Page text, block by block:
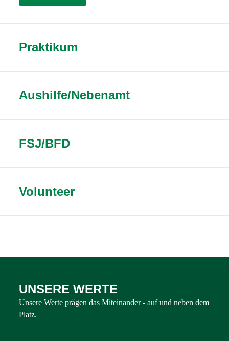
Praktikum
Aushilfe/Nebenamt
FSJ/BFD
Volunteer
UNSERE WERTE
Unsere Werte prägen das Miteinander - auf und neben dem
Platz.